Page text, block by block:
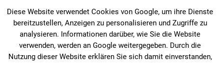
Inhalt
springen
Diese Website verwendet Cookies von Google, um ihre Dienste
bereitzustellen, Anzeigen zu personalisieren und Zugriffe zu
analysieren. Informationen darüber, wie Sie die Website
verwenden, werden an Google weitergegeben. Durch die
Nutzung dieser Website erklären Sie sich damit einverstanden,